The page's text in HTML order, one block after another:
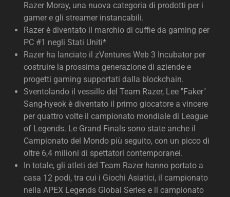
Razer Moray, una nuova categoria di prodotti per i
gamer e gli streamer instancabili.
Razer è diventato il marchio di cuffie da gaming per
PC #1 negli Stati Uniti*
Razer ha lanciato il zVentures Web 3 Incubator per
costruire la prossima generazione di aziende e
progetti gaming supportati dalla blockchain.
Sventolando il vessillo del Team Razer, Lee "Faker"
Sang-hyeok è diventato il primo giocatore a vincere
per quattro volte il campionato mondiale di League
of Legends. Le Grand Finals sono state anche il
Campionato del Mondo più seguito, con un picco di
oltre 6,4 milioni di spettatori contemporanei.
In totale, gli atleti del Team Razer hanno portato a
casa 12 podi, tra cui i Giochi Asiatici, il campionato
nella APEX Legends Global Series e il campionato